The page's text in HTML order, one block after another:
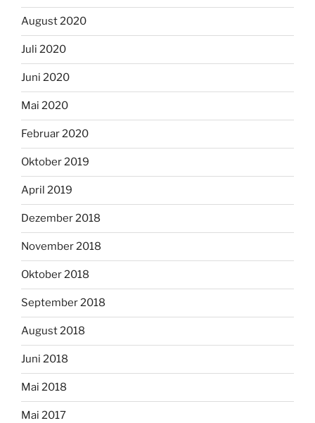
August 2020
Juli 2020
Juni 2020
Mai 2020
Februar 2020
Oktober 2019
April 2019
Dezember 2018
November 2018
Oktober 2018
September 2018
August 2018
Juni 2018
Mai 2018
Mai 2017